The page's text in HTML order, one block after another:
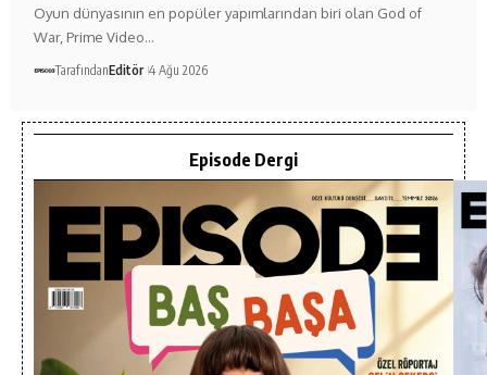
Oyun dünyasının en popüler yapımlarından biri olan God of
War, Prime Video…
TarafındanEditör 4 Ağu 2026
Episode Dergi